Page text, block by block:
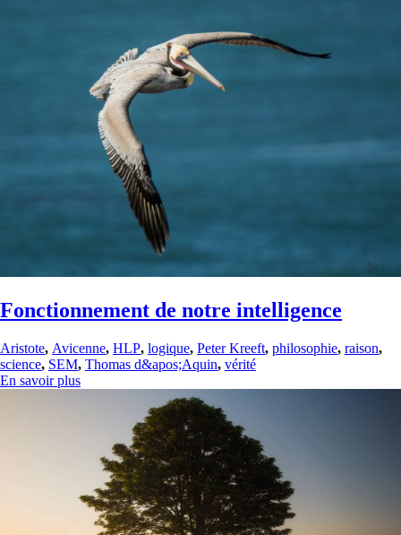
Fonctionnement de notre intelligence
Aristote, Avicenne, HLP, logique, Peter Kreeft, philosophie, raison,
science, SEM, Thomas d&apos;Aquin, vérité
En savoir plus